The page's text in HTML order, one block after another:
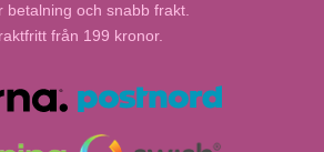
betalning och snabb frakt.
från 199 kronor.